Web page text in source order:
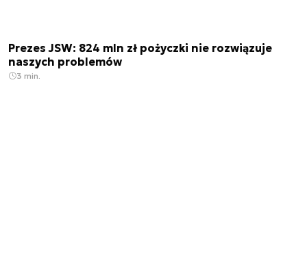
Prezes JSW: 824 mln zł pożyczki nie rozwiązuje
naszych problemów
3 min.